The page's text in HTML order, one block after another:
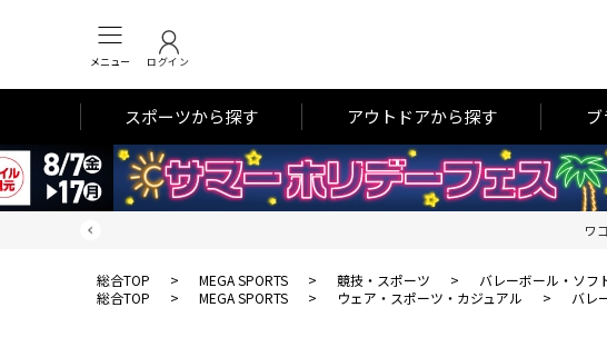
メニュー ログイン
スポーツから探す アウトドアから探す
ワ
総合TOP > MEGA SPORTS > 競技・スポーツ > バレーボール・ソフ
総合TOP
> MEGA SPORTS > ウェア・スポーツ・カジュアル > バレ